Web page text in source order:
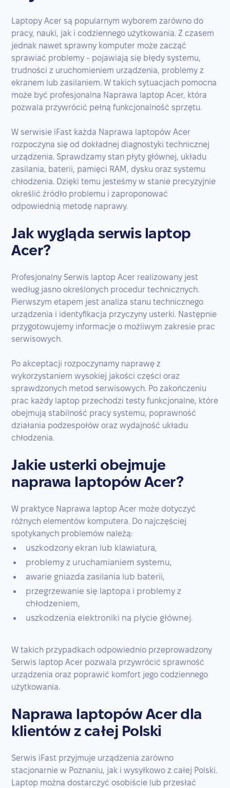
Laptopy Acer są popularnym wyborem zarówno do
pracy, nauki, jak i codziennego użytkowania. Z czasem
jednak nawet sprawny komputer może zacząć
sprawiać problemy - pojawiają się błędy systemu,
trudności z uruchomieniem urządzenia, problemy z
ekranem lub zasilaniem. W takich sytuacjach pomocna
może być profesjonalna Naprawa laptop Acer, która
pozwala przywrócić pełną funkcjonalność sprzętu.
W serwisie iFast każda Naprawa laptopów Acer
rozpoczyna się od dokładnej diagnostyki technicznej
urządzenia. Sprawdzamy stan płyty głównej, układu
zasilania, baterii, pamięci RAM, dysku oraz systemu
chłodzenia. Dzięki temu jesteśmy w stanie precyzyjnie
określić źródło problemu i zaproponować
odpowiednią metodę naprawy.
Jak wygląda serwis laptop
Acer?
Profesjonalny Serwis laptop Acer realizowany jest
według jasno określonych procedur technicznych.
Pierwszym etapem jest analiza stanu technicznego
urządzenia i identyfikacja przyczyny usterki. Następnie
przygotowujemy informacje o możliwym zakresie prac
serwisowych.
Po akceptacji rozpoczynamy naprawę z
wykorzystaniem wysokiej jakości części oraz
sprawdzonych metod serwisowych. Po zakończeniu
prac każdy laptop przechodzi testy funkcjonalne, które
obejmują stabilność pracy systemu, poprawność
działania podzespołów oraz wydajność układu
chłodzenia.
Jakie usterki obejmuje
naprawa laptopów Acer?
W praktyce Naprawa laptop Acer może dotyczyć
różnych elementów komputera. Do najczęściej
spotykanych problemów należą:
uszkodzony ekran lub klawiatura,
problemy z uruchamianiem systemu,
awarie gniazda zasilania lub baterii,
przegrzewanie się laptopa i problemy z
chłodzeniem,
uszkodzenia elektroniki na płycie głównej.
W takich przypadkach odpowiednio przeprowadzony
Serwis laptop Acer pozwala przywrócić sprawność
urządzenia oraz poprawić komfort jego codziennego
użytkowania.
Naprawa laptopów Acer dla
klientów z całej Polski
Serwis iFast przyjmuje urządzenia zarówno
stacjonarnie w Poznaniu, jak i wysyłkowo z całej Polski.
Laptop można dostarczyć osobiście lub przesłać